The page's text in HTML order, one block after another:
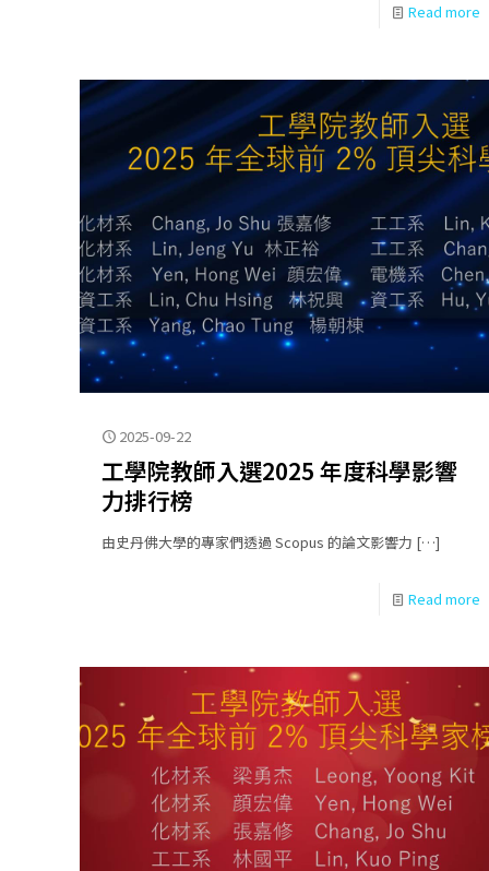
Read more
2025-09-22
工學院教師入選2025 年度科學影響
力排行榜
由史丹佛大學的專家們透過 Scopus 的論文影響力 […]
Read more